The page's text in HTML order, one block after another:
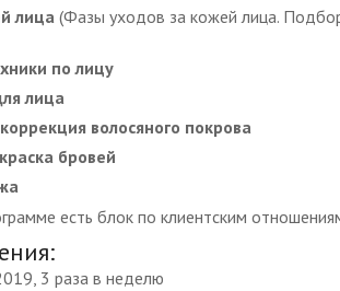
лица (Фазы уходов за кожей лица. Подбор
по лицу
лица
волосяного покрова
бровей
есть блок по клиентским
3 раза в неделю